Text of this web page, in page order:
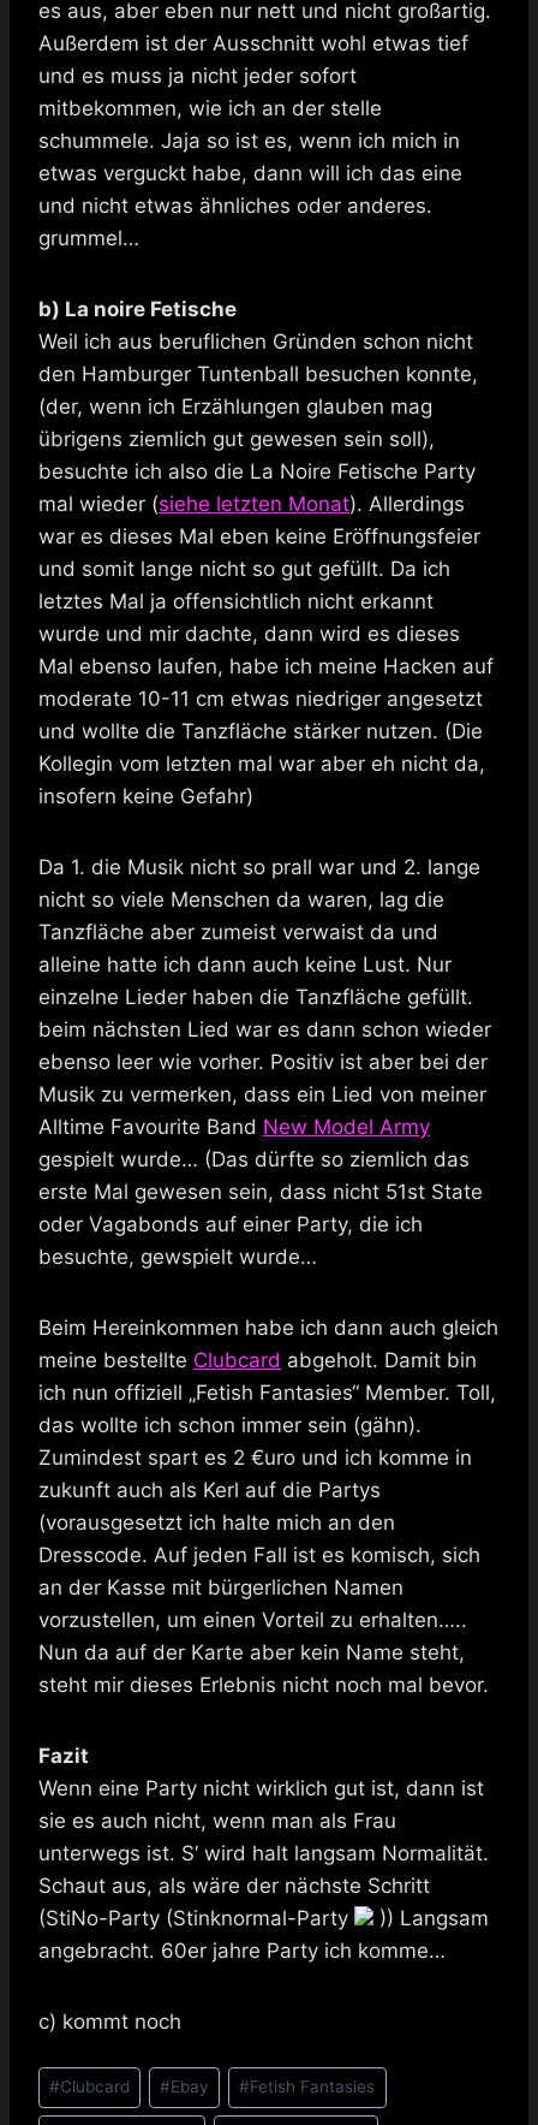
es aus, aber eben nur nett und nicht großartig.
Außerdem ist der Ausschnitt wohl etwas tief
und es muss ja nicht jeder sofort
mitbekommen, wie ich an der stelle
schummele. Jaja so ist es, wenn ich mich in
etwas verguckt habe, dann will ich das eine
und nicht etwas ähnliches oder anderes.
grummel…
b) La noire Fetische
Weil ich aus beruflichen Gründen schon nicht
den Hamburger Tuntenball besuchen konnte,
(der, wenn ich Erzählungen glauben mag
übrigens ziemlich gut gewesen sein soll),
besuchte ich also die La Noire Fetische Party
mal wieder (siehe letzten Monat). Allerdings
war es dieses Mal eben keine Eröffnungsfeier
und somit lange nicht so gut gefüllt. Da ich
letztes Mal ja offensichtlich nicht erkannt
wurde und mir dachte, dann wird es dieses
Mal ebenso laufen, habe ich meine Hacken auf
moderate 10-11 cm etwas niedriger angesetzt
und wollte die Tanzfläche stärker nutzen. (Die
Kollegin vom letzten mal war aber eh nicht da,
insofern keine Gefahr)
Da 1. die Musik nicht so prall war und 2. lange
nicht so viele Menschen da waren, lag die
Tanzfläche aber zumeist verwaist da und
alleine hatte ich dann auch keine Lust. Nur
einzelne Lieder haben die Tanzfläche gefüllt.
beim nächsten Lied war es dann schon wieder
ebenso leer wie vorher. Positiv ist aber bei der
Musik zu vermerken, dass ein Lied von meiner
Alltime Favourite Band New Model Army
gespielt wurde… (Das dürfte so ziemlich das
erste Mal gewesen sein, dass nicht 51st State
oder Vagabonds auf einer Party, die ich
besuchte, gewspielt wurde…
Beim Hereinkommen habe ich dann auch gleich
meine bestellte Clubcard abgeholt. Damit bin
ich nun offiziell „Fetish Fantasies“ Member. Toll,
das wollte ich schon immer sein (gähn).
Zumindest spart es 2 €uro und ich komme in
zukunft auch als Kerl auf die Partys
(vorausgesetzt ich halte mich an den
Dresscode. Auf jeden Fall ist es komisch, sich
an der Kasse mit bürgerlichen Namen
vorzustellen, um einen Vorteil zu erhalten…..
Nun da auf der Karte aber kein Name steht,
steht mir dieses Erlebnis nicht noch mal bevor.
Fazit
Wenn eine Party nicht wirklich gut ist, dann ist
sie es auch nicht, wenn man als Frau
unterwegs ist. S‘ wird halt langsam Normalität.
Schaut aus, als wäre der nächste Schritt
(StiNo-Party (Stinknormal-Party
)) Langsam
angebracht. 60er jahre Party ich komme…
c) kommt noch
Schlagworte:
#Clubcard #Ebay #Fetish Fantasies